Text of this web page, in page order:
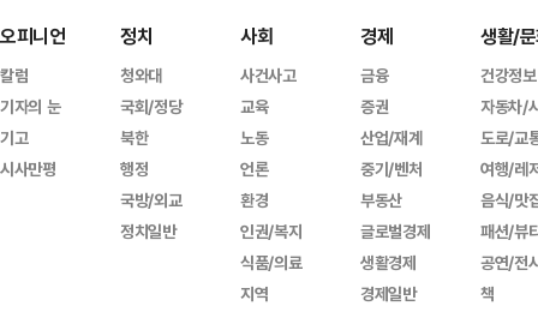
오피니언
칼럼
기자의 눈
기고
시사만평
정치
청와대
국회/정당
북한
행정
국방/외교
정치일반
사회
사건사고
교육
노동
언론
환경
인권/복지
식품/의료
지역
경제
금융
증권
산업/재계
중기/벤처
부동산
글로벌경제
생활경제
경제일반
생활/
건강정보
자동차/
도로/교
여행/레
음식/맛
패션/뷰
공연/전
책